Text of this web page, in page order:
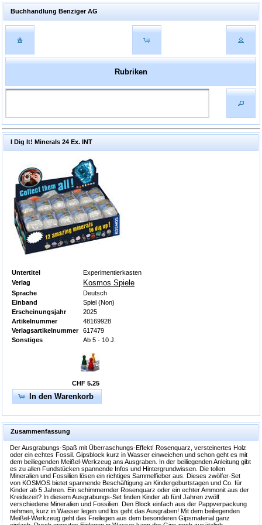
Buchhandlung Benziger AG
Rubriken
I Dig It! Minerals 24 Ex. INT
Untertitel
Experimentierkasten
Verlag
Kosmos Spiele
Sprache
Deutsch
Einband
Spiel (Non)
Erscheinungsjahr
2025
Artikelnummer
48169928
Verlagsartikelnummer
617479
Sonstiges
Ab 5 - 10 J.
CHF 5.25
In den Warenkorb
Zusammenfassung
Der Ausgrabungs-Spaß mit Überraschungs-Effekt! Rosenquarz, versteinertes Holz
oder ein echtes Fossil. Gipsblock kurz in Wasser einweichen und schon geht es mit
dem beiliegenden Meißel-Werkzeug ans Ausgraben. In der beiliegenden Anleitung gibt
es zu allen Fundstücken spannende Infos und Hintergrundwissen. Die tollen
Mineralien und Fossilien lösen ein richtiges Sammelfieber aus. Dieses zwölfer-Set
von KOSMOS bietet spannende Beschäftigung an Kindergeburtstagen und Co. für
Kinder ab 5 Jahren. Ein schimmernder Rosenquarz oder ein echter Ammonit aus der
Kreidezeit? In diesem Ausgrabungs-Set finden Kinder ab fünf Jahren zwölf
verschiedene Mineralien und Fossilien. Den Block einfach aus der Pappverpackung
nehmen, kurz in Wasser legen und los geht das Ausgraben! Mit dem beiliegenden
Meißel-Werkzeug geht das Freilegen aus dem besonderen Gipsmaterial ganz